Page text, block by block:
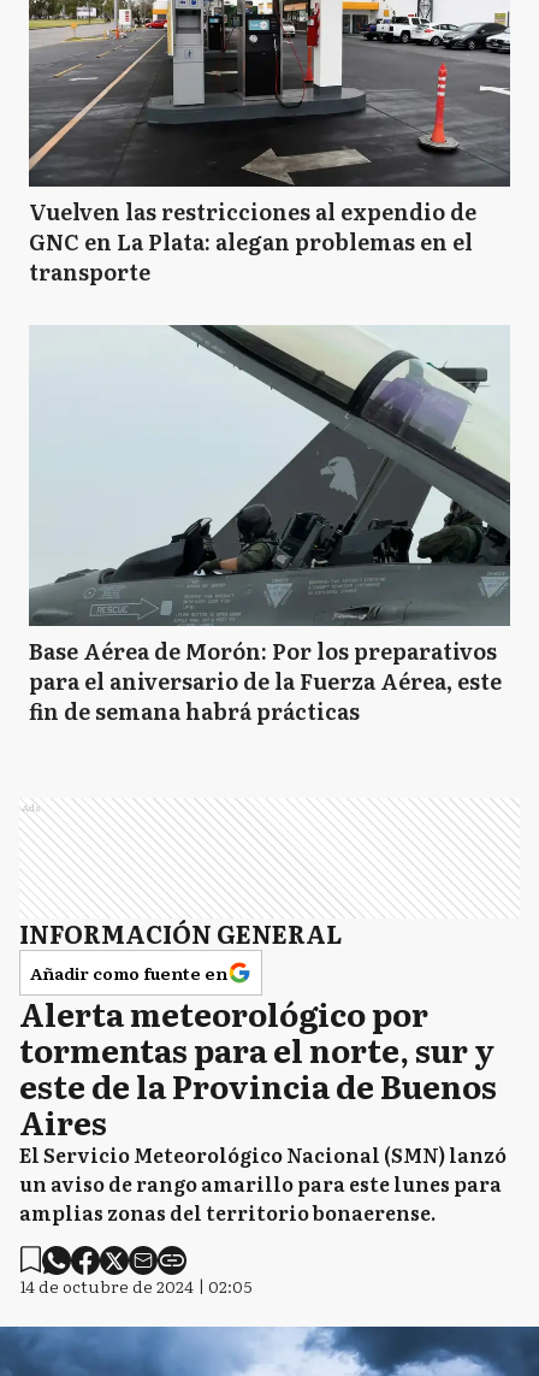
Vuelven las restricciones al expendio de
GNC en La Plata: alegan problemas en el
transporte
Base Aérea de Morón: Por los preparativos
para el aniversario de la Fuerza Aérea, este
fin de semana habrá prácticas
Ads
INFORMACIÓN GENERAL
Añadir como fuente en
Alerta meteorológico por
tormentas para el norte, sur y
este de la Provincia de Buenos
Aires
El Servicio Meteorológico Nacional (SMN) lanzó
un aviso de rango amarillo para este lunes para
amplias zonas del territorio bonaerense.
14 de octubre de 2024 | 02:05